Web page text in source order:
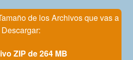
de los Archivos que vas a
Descargar:
ZIP de 264 MB